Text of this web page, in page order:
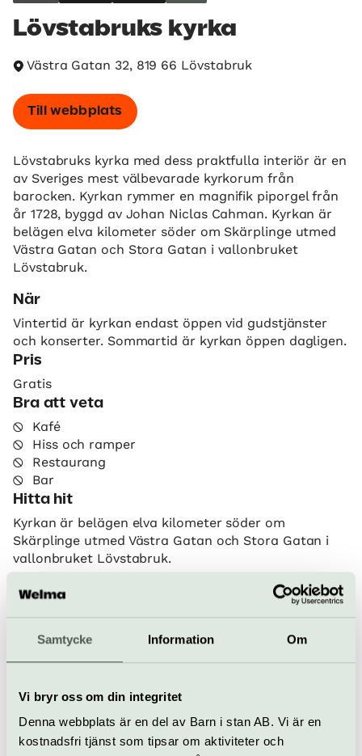
Samtycke Information Om
Vi bryr oss om din integritet
Denna webbplats är en del av Barn i stan AB. Vi är en
kostnadsfri tjänst som tipsar om aktiviteter och
Lövstabruks kyrka
Västra Gatan 32, 819 66 Lövstabruk
Till webbplats
Lövstabruks kyrka med dess praktfulla interiör är en
av Sveriges mest välbevarade kyrkorum från
barocken. Kyrkan rymmer en magnifik piporgel från
år 1728, byggd av Johan Niclas Cahman. Kyrkan är
belägen elva kilometer söder om Skärplinge utmed
Västra Gatan och Stora Gatan i vallonbruket
Lövstabruk.
När
Vintertid är kyrkan endast öppen vid gudstjänster
och konserter. Sommartid är kyrkan öppen dagligen.
Pris
Gratis
Bra att veta
Kafé
Hiss och ramper
Restaurang
Bar
Hitta hit
Kyrkan är belägen elva kilometer söder om
Skärplinge utmed Västra Gatan och Stora Gatan i
vallonbruket Lövstabruk.
Västra Gatan 32, 819 66 Lövstabruk
www.svenskakyrkan.se/platser/20018-tierps-pastorat-
lovstabruks-kyrka
Till webbplats